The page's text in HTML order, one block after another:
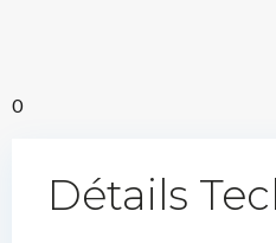
0
Détails